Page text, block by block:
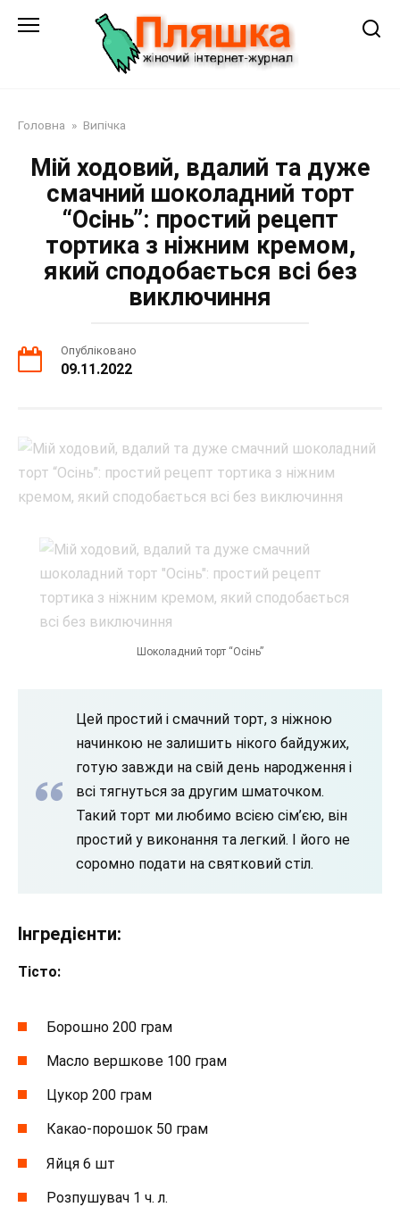
Головна » Випічка
Мій ходовий, вдалий та дуже
смачний шоколадний торт
“Осінь”: простий рецепт
тортика з ніжним кремом,
який сподобається всі без
виключиння
Опубліковано
09.11.2022
Шоколадний торт “Осінь”
Цей простий і смачний торт, з ніжною
начинкою не залишить нікого байдужих,
готую завжди на свій день народження і
всі тягнуться за другим шматочком.
Такий торт ми любимо всією сім’єю, він
простий у виконання та легкий. І його не
соромно подати на святковий стіл.
Інгредієнти:
Тісто:
Борошно 200 грам
Масло вершкове 100 грам
Цукор 200 грам
Какао-порошок 50 грам
Яйця 6 шт
Розпушувач 1 ч. л.